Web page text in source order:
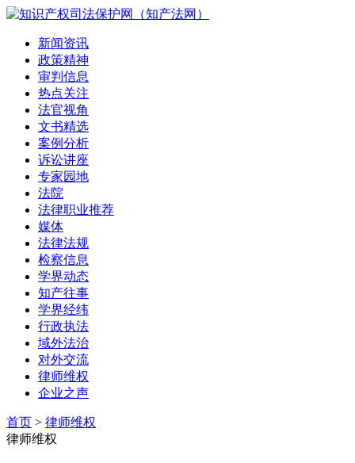
新闻资讯
政策精神
审判信息
热点关注
法官视角
文书精选
案例分析
诉讼讲座
专家园地
法院
法律职业推荐
媒体
法律法规
检察信息
学界动态
知产往事
学界经纬
行政执法
域外法治
对外交流
律师维权
企业之声
首页 > 律师维权
律师维权